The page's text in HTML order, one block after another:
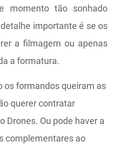
momento tão sonhado
importante é se os
a filmagem ou apenas
a formatura.
os formandos queiram as
querer contratar
Drones. Ou pode haver a
complementares ao